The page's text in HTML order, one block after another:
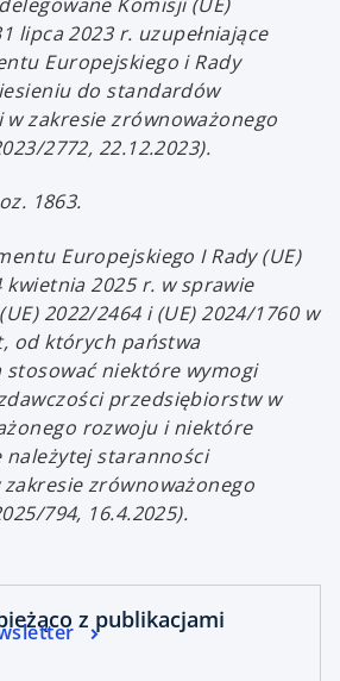
lipca 2023 r. uzupełniające
Europejskiego i Rady
do standardów
zakresie zrównoważonego
2772, 22.12.2023).
1863.
Europejskiego I Rady (UE)
kwietnia 2025 r. w sprawie
2022/2464 i (UE) 2024/1760 w
od których państwa
stosować niektóre wymogi
przedsiębiorstw w
rozwoju i niektóre
należytej staranności
zrównoważonego
794, 16.4.2025).
z publikacjami